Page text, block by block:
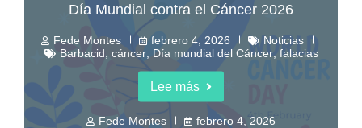
Día Mundial contra el Cáncer 2026
Fede Montes febrero 4, 2026
Noticias
Barbacid cáncer, Día mundial del Cáncer, falacias
Lee más
Fede Montes febrero 4, 2026